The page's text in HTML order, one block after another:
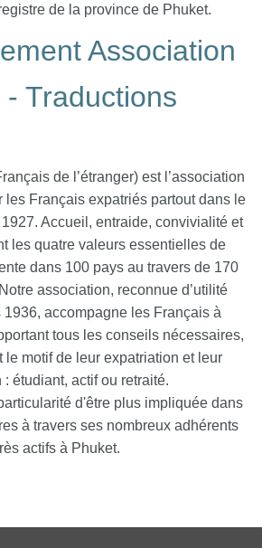
de la province de Phuket.
Association
- Traductions
de l’étranger) est l’association
les Français expatriés partout dans le
Accueil, entraide, convivialité et
les quatre valeurs essentielles de
dans 100 pays au travers de 170
association, reconnue d’utilité
accompagne les Français à
tous les conseils nécessaires,
le motif de leur expatriation et leur
: étudiant, actif ou retraité.
d'être plus impliquée dans
à travers ses nombreux adhérents
actifs à Phuket.